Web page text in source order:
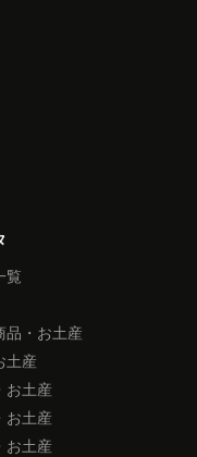
覧
品・お土産
土産
お土産
お土産
お土産